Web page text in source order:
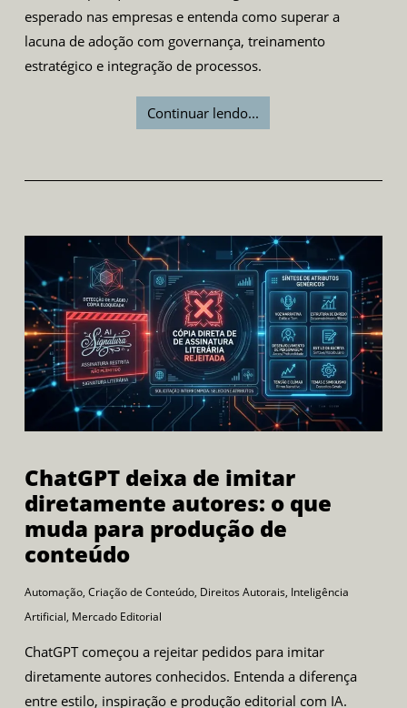
esperado nas empresas e entenda como superar a
lacuna de adoção com governança, treinamento
estratégico e integração de processos.
Continuar lendo...
ChatGPT deixa de imitar
diretamente autores: o que
muda para produção de
conteúdo
Automação, Criação de Conteúdo, Direitos Autorais, Inteligência
Artificial, Mercado Editorial
ChatGPT começou a rejeitar pedidos para imitar
diretamente autores conhecidos. Entenda a diferença
entre estilo, inspiração e produção editorial com IA.